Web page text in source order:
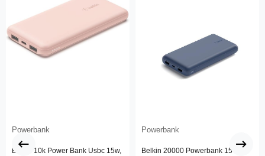
Powerbank
Belkin 10k Power Bank Usbc 15w,
Powerbank
Belkin 20000 Powerbank 15 W